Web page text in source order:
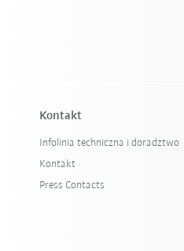
Kontakt
Infolinia techniczna i doradztwo
Kontakt
Press Contacts